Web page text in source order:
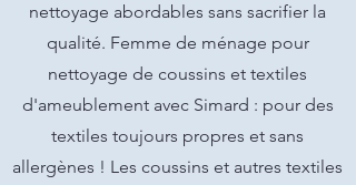
nettoyage abordables sans sacrifier la
qualité. Femme de ménage pour
nettoyage de coussins et textiles
d'ameublement avec Simard : pour des
textiles toujours propres et sans
allergènes ! Les coussins et autres textiles